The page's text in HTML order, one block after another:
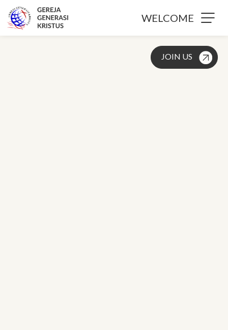
WELCOME
JOIN US